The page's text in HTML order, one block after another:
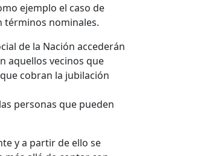
ejemplo el caso de
términos nominales.
de la Nación accederán
aquellos vecinos que
cobran la jubilación
personas que pueden
y a partir de ello se